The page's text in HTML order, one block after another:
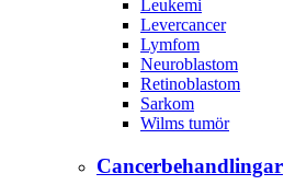
Leukemi
Levercancer
Lymfom
Neuroblastom
Retinoblastom
Sarkom
Wilms tumör
Cancerbehandlingar